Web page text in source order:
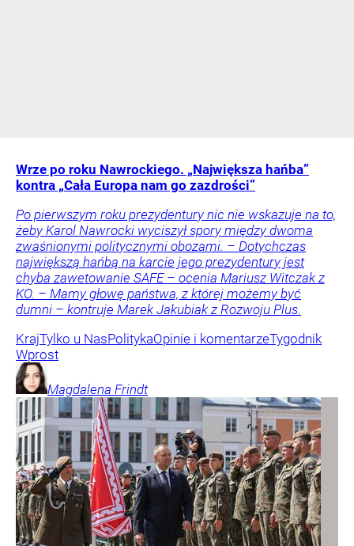
Wrze po roku Nawrockiego. „Największa hańba”
kontra „Cała Europa nam go zazdrości”
Po pierwszym roku prezydentury nic nie wskazuje na to,
żeby Karol Nawrocki wyciszył spory między dwoma
zwaśnionymi politycznymi obozami. – Dotychczas
największą hańbą na karcie jego prezydentury jest
chyba zawetowanie SAFE – ocenia Mariusz Witczak z
KO. – Mamy głowę państwa, z której możemy być
dumni – kontruje Marek Jakubiak z Rozwoju Plus.
KrajTylko u NasPolitykaOpinie i komentarzeTygodnik
Wprost
Magdalena Frindt